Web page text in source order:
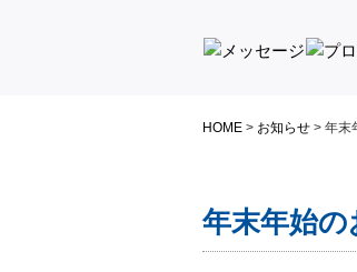
HOME > お知らせ > 年末
年末年始